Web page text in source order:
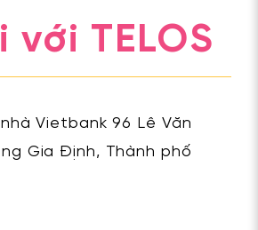
với TELOS
Vietbank 96 Lê Văn
Gia Định, Thành phố